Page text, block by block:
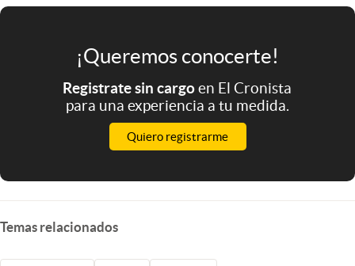
Argentina
¡Queremos conocerte!
Registrate sin cargoen El Cronista
para una experiencia a tu medida.
Quiero registrarme
Temas relacionados